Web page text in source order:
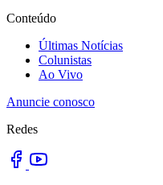
Conteúdo
Últimas Notícias
Colunistas
Ao Vivo
Anuncie conosco
Redes